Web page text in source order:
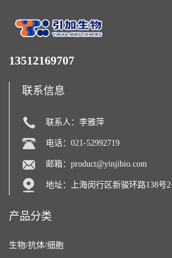
13512169707
联系信息
联系人：李雅萍
电话：021-52992719
邮箱： product@yinjibio.com
地址：上海闵行区新骏环路138号2
产品分类
生物/抗体/细胞